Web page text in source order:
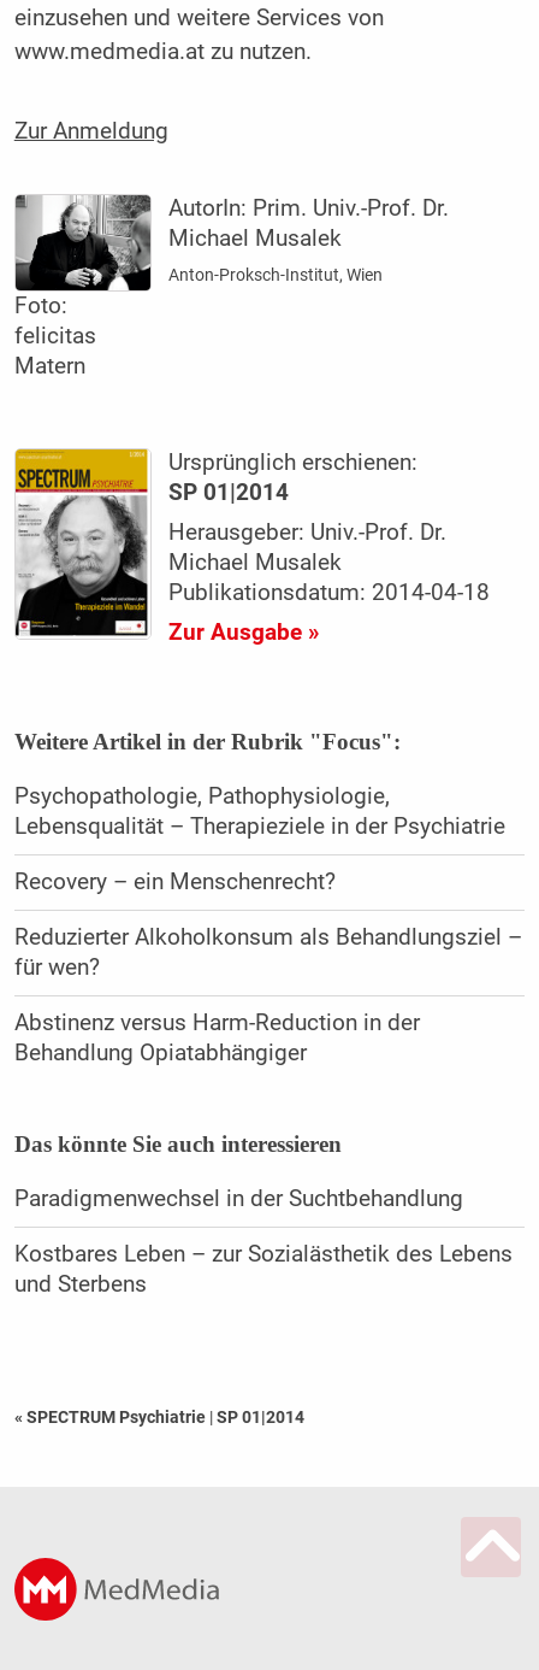
einzusehen und weitere Services von
www.medmedia.at zu nutzen.
Zur Anmeldung
Foto:
felicitas
Matern
AutorIn: Prim. Univ.-Prof. Dr.
Michael Musalek
Anton-Proksch-Institut, Wien
Ursprünglich erschienen:
SP 01|2014
Herausgeber: Univ.-Prof. Dr.
Michael Musalek
Publikationsdatum: 2014-04-18
Zur Ausgabe »
Weitere Artikel in der Rubrik "Focus":
Psycho­pathologie, Pathophysiologie,
Lebensqualität – Therapieziele in der Psychiatrie
Recovery – ein Menschenrecht?
Reduzierter Alkoholkonsum als Behandlungsziel –
für wen?
Abstinenz versus Harm-Reduction in der
Behandlung Opiatabhängiger
Das könnte Sie auch interessieren
Paradigmenwechsel in der Suchtbehandlung
Kostbares Leben – zur Sozialästhetik des Lebens
und Sterbens
« SPECTRUM Psychiatrie |SP 01|2014